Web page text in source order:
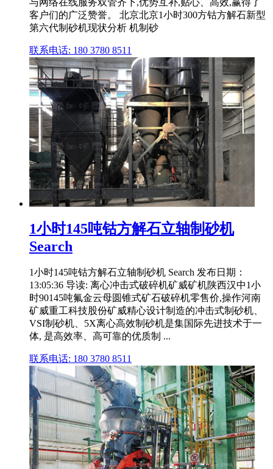
客户们的广泛赞誉。 北京北京1小时300方钴方解石新型
第六代制砂机现状分析 机制砂
联系电话: 180 3780 8511
1小时145吨钴方解石立轴制砂机
Search
1小时145吨钴方解石立轴制砂机 Search 发布日期：
13:05:36 导读: 离心冲击式破碎机矿威矿机陕西汉中1小
时90145吨氟金云母圆锥式矿石破碎机零售价,操作河南
矿威重工科技股份矿威精心设计制造的冲击式制砂机、
VSI制砂机、5X离心高效制砂机是集国际先进技术于一
体, 是高效率、高可靠的优质制 ...
联系电话: 180 3780 8511